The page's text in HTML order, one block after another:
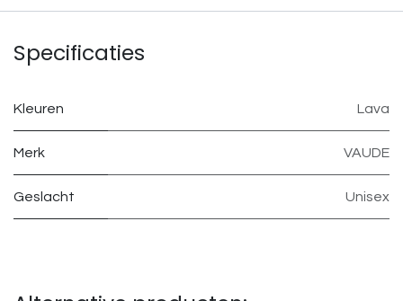
Specificaties
Kleuren Lava
Merk VAUDE
Geslacht Unisex